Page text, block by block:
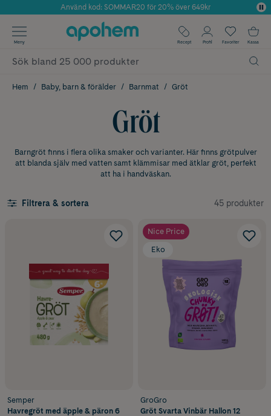
Årets Butik 2025 inom Skönhet
Använd kod: SOMMAR20 för 20% över 649kr
✓ Fri frakt
✓ Poäng på alla köp*
Meny Recept Profil Favoriter Kassa
Hem Baby, barn & förälder Barnmat Gröt
Gröt
Barngröt finns i flera olika smaker och varianter. Här finns grötpulver
att blanda själv med vatten samt klämmisar med ätklar gröt, perfekt
att ha i handväskan.
Filtrera & sortera 45 produkter
Semper
Havregröt med äpple & päron 6
Nice Price
Eko
GroGro
Gröt Svarta Vinbär Hallon 12